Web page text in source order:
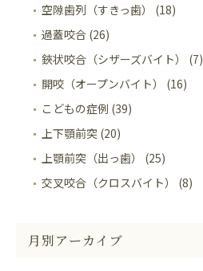
空隙歯列（すきっ歯） (18)
過蓋咬合 (26)
鋏状咬合（シザーズバイト） (7)
開咬（オープンバイト） (16)
こどもの症例 (39)
上下顎前突 (20)
上顎前突（出っ歯） (25)
交叉咬合（クロスバイト） (8)
月別アーカイブ